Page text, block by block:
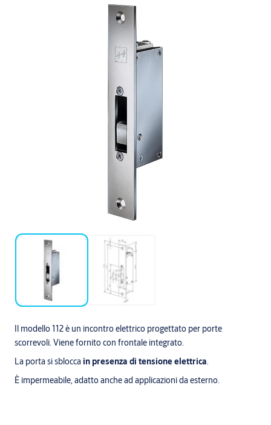
Il modello 112 è un incontro elettrico progettato per porte
scorrevoli. Viene fornito con frontale integrato.
La porta si sblocca in presenza di tensione elettrica.
È impermeabile, adatto anche ad applicazioni da esterno.